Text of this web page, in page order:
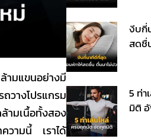
ามแขนอย่างมี
ถวางโปรแกรม
ามเนื้อทั้งสอง
วามนี้ เราได้
งีบกี่
สดชื่
5 ท่
มิติ